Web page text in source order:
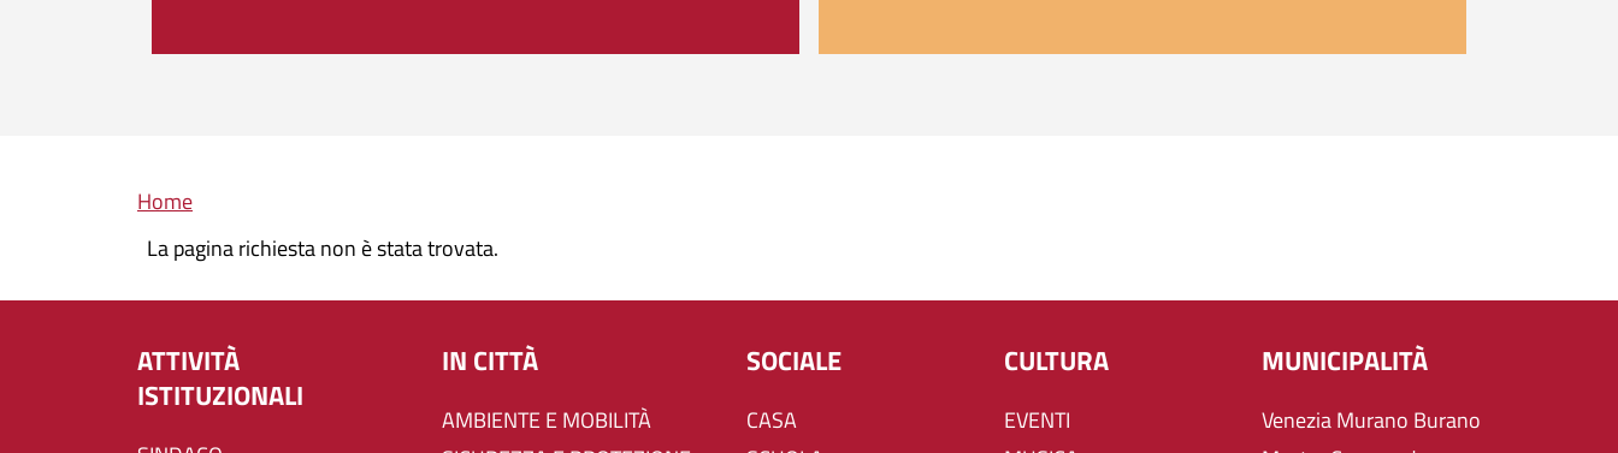
Briciole di pane
Home
La pagina richiesta non è stata trovata.
ATTIVITÀ
ISTITUZIONALI
IN CITTÀ
AMBIENTE E MOBILITÀ
SOCIALE
CASA
CULTURA
EVENTI
MUNICIPALITÀ
Venezia Murano Burano